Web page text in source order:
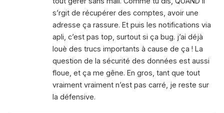
s’rgit de récupérer des comptes, avoir une
adresse ça rassure. Et puis les notifications via
apli, c’est pas top, surtout si ça bug. j’ai déjà
louè des trucs importants à cause de ça ! La
question de la sécurité des données est aussi
floue, et ça me gêne. En gros, tant que tout
vraiment vraiment n’est pas carré, je reste sur
la défensive.